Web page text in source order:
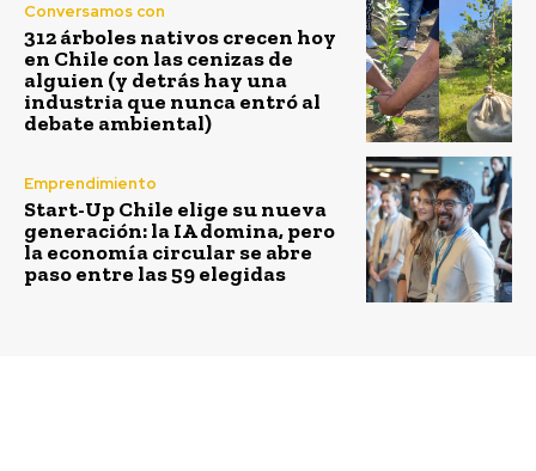
Conversamos con
312 árboles nativos crecen hoy
en Chile con las cenizas de
alguien (y detrás hay una
industria que nunca entró al
debate ambiental)
Emprendimiento
Start-Up Chile elige su nueva
generación: la IA domina, pero
la economía circular se abre
paso entre las 59 elegidas